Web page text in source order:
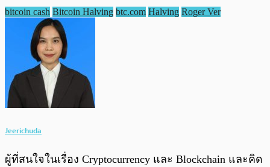
bitcoin cash Bitcoin Halving btc.com Halving Roger Ver
Jeerichuda
ผู้ที่สนใจในเรื่อง Cryptocurrency และ Blockchain และคิด